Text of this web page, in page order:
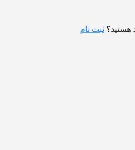
هستید؟ ثبت نام